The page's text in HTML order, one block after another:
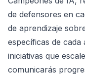
de defensores en
de aprendizaje
específicas de
iniciativas que
comunicarás